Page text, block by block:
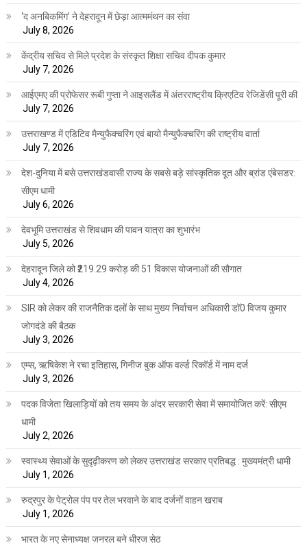
‘द अनबिकमिंग’ ने देहरादून में छेड़ा आत्ममंथन का संवा
July 8, 2026
केंद्रीय सचिव से मिले प्रदेश के संस्कृत शिक्षा सचिव दीपक कुमार
July 7, 2026
आईएमए की प्रोफेसर रूबी गुप्ता ने आइसलैंड में अंतरराष्ट्रीय क्रिएटिव रेजिडेंसी पूरी की
July 7, 2026
उत्तराखण्ड में एडिटिव मैन्युफैक्चरिंग एवं बायो मैन्युफैक्चरिंग की राष्ट्रीय वार्ता
July 7, 2026
देश-दुनिया में बसे उत्तराखंडवासी राज्य के सबसे बड़े सांस्कृतिक दूत और ब्रांड एंबेसडर:
सीएम धामी
July 6, 2026
देवभूमि उत्तराखंड से शिवधाम की पावन यात्रा का शुभारंभ
July 5, 2026
देहरादून जिले को ₹219.29 करोड़ की 51 विकास योजनाओं की सौगात
July 4, 2026
SIR को लेकर की राजनैतिक दलों के साथ मुख्य निर्वाचन अधिकारी डॉ0 विजय कुमार
जोगदंडे की बैठक
July 3, 2026
एम्स, ऋषिकेश ने रचा इतिहास, गिनीज बुक ऑफ वर्ल्ड रिकॉर्ड में नाम दर्ज
July 3, 2026
पदक विजेता खिलाड़ियों को तय समय के अंदर सरकारी सेवा में समायोजित करें: सीएम
धामी
July 2, 2026
स्वास्थ्य सेवाओं के सुदृढ़ीकरण को लेकर उत्तराखंड सरकार प्रतिबद्ध : मुख्यमंत्री धामी
July 1, 2026
रुद्रपुर के पेट्रोल पंप पर तेल भरवाने के बाद दर्जनों वाहन खराब
July 1, 2026
भारत के नए सेनाध्यक्ष जनरल बने धीरज सेठ